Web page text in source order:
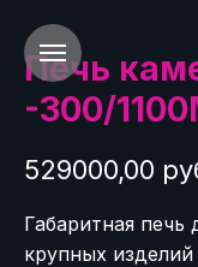
Печь
-300/
529000,00
Габаритная печь
крупных